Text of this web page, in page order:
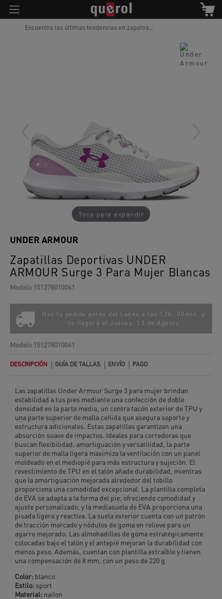
Encuentra las últimas tendencias en zapatos...
Toca para expandir
Zapatillas Deportivas UNDER
ARMOUR Surge 3 Para Mujer Blancas
UNDER ARMOUR
Modelo 151278010041
Haz tu pedido antes del Lunes a las 12h. 00min. y
te llegará el Jueves, 13 de Agosto
Modelo 151278010041
DESCRIPCIÓN GUÍA DE TALLAS ENVÍO PAGO
Las zapatillas Under Armour Surge 3 para mujer brindan
estabilidad a tus pies mediante una confección de doble
densidad en la parte media, un contra tacón exterior de TPU y
una parte superior de malla ceñida que asegura soporte y
estructura adicionales. Estas zapatillas garantizan una
absorción suave de impactos. Ideales para corredoras que
buscan flexibilidad, amortiguación y versatilidad, la parte
superior de malla ligera maximiza la ventilación con un panel
moldeado en el mediopié para más estructura y sujeción. El
revestimiento de TPU en el talón añade durabilidad, mientras
que la amortiguación mejorada alrededor del tobillo
proporciona una comodidad excepcional. La plantilla completa
de EVA se adapta a la forma del pie, ofreciendo comodidad y
ajuste personalizado, y la mediasuela de EVA proporciona una
pisada ligera y reactiva. La suela exterior cuenta con un patrón
de tracción marcado y nódulos de goma en relieve para un
agarre mejorado. Las almohadillas de goma estratégicamente
colocadas bajo el talón y el antepié mejoran la durabilidad con
menos peso. Además, cuentan con plantilla extraíble y tienen
una compensación de 8 mm, con un peso de 220 g.
Color: blanco
Estilo: sport
Material: nailon